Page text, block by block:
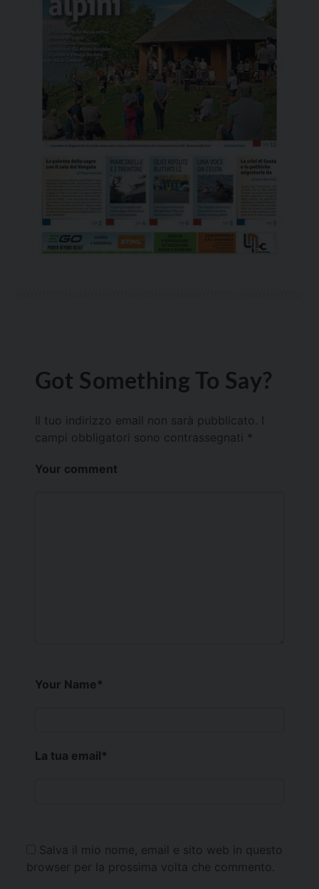
Got Something To Say?
Il tuo indirizzo email non sarà pubblicato.
campi obbligatori sono contrassegnati *
Your comment
Your Name*
La tua email*
Salva il mio nome, email e sito web in questo
browser per la prossima volta che commento.